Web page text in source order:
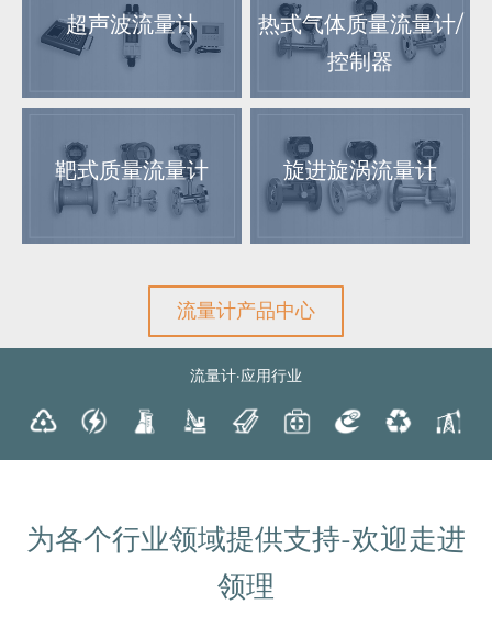
超声波流量计
热式气体质量流量计/
控制器
靶式质量流量计 旋进旋涡流量计
流量计产品中心
流量计·应用行业
为各个行业领域提供支持-欢迎走进
领理